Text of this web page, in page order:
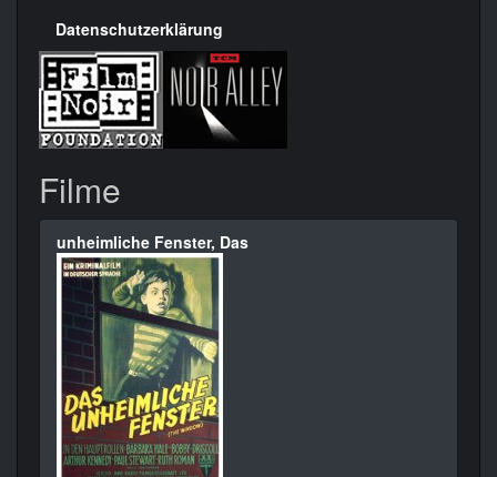
Datenschutzerklärung
Filme
unheimliche Fenster, Das